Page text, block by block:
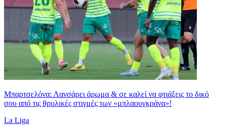
Μπαρτσελόνα: Λανσάρει άρωμα & σε καλεί να φτιάξεις το δικό
σου από τις θρυλικές στιγμές των «μπλαουγκράνα»!
La Liga